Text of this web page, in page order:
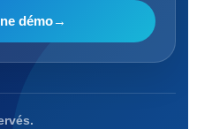
démo→